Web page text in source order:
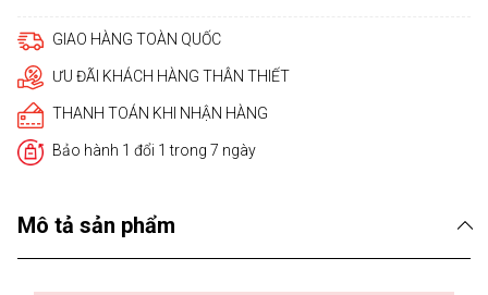
GIAO HÀNG TOÀN QUỐC
ƯU ĐÃI KHÁCH HÀNG THÂN THIẾT
THANH TOÁN KHI NHẬN HÀNG
Bảo hành 1 đổi 1 trong 7 ngày
Mô tả sản phẩm